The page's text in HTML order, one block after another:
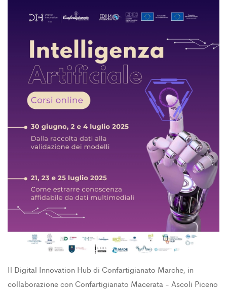
Il Digital Innovation Hub di Confartigianato Marche, in
collaborazione con Confartigianato Macerata - Ascoli Piceno